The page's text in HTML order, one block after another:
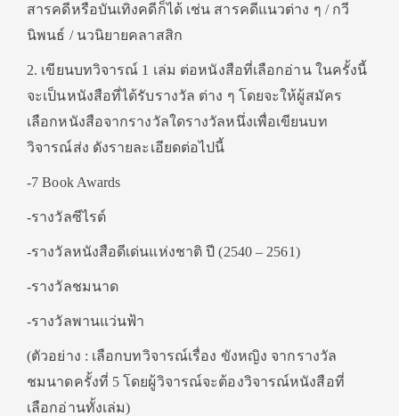
สารคดีหรือบันเทิงคดีก็ได้ เช่น สารคดีแนวต่าง ๆ / กวี
นิพนธ์ / นวนิยายคลาสสิก
2. เขียนบทวิจารณ์ 1 เล่ม ต่อหนังสือที่เลือกอ่าน ในครั้งนี้
จะเป็นหนังสือที่ได้รับรางวัล ต่าง ๆ โดยจะให้ผู้สมัคร
เลือกหนังสือจากรางวัลใดรางวัลหนึ่งเพื่อเขียนบท
วิจารณ์ส่ง ดังรายละเอียดต่อไปนี้
-7 Book Awards
-รางวัลซีไรต์
-รางวัลหนังสือดีเด่นแห่งชาติ ปี (2540 – 2561)
-รางวัลชมนาด
-รางวัลพานแว่นฟ้า
(ตัวอย่าง : เลือกบทวิจารณ์เรื่อง ขังหญิง จากรางวัล
ชมนาดครั้งที่ 5 โดยผู้วิจารณ์จะต้องวิจารณ์หนังสือที่
เลือกอ่านทั้งเล่ม)